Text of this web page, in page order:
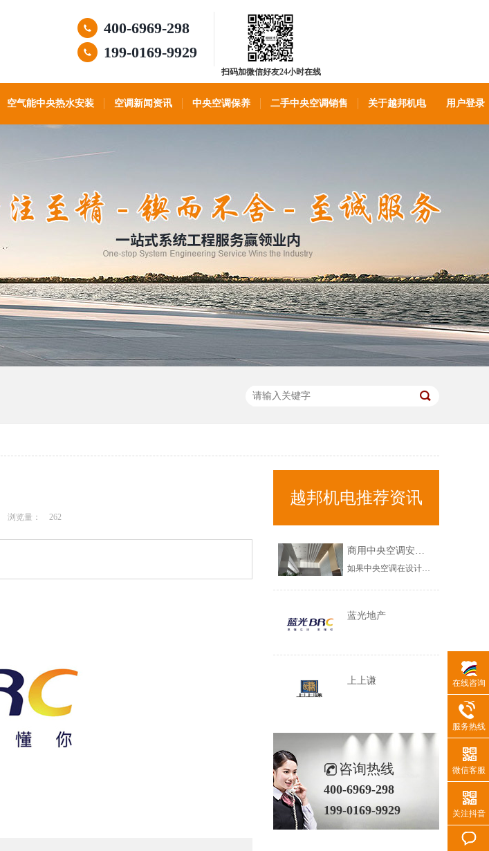
400-6969-298
199-0169-9929
扫码加微信好友24小时在线
空气能中央热水安装 空调新闻资讯 中央空调保养 二手中央空调销售 关于越邦机电 用户登录
浏览量： 262
越邦机电推荐资讯
商用中央空调安装不当，会出现哪些问题？
如果中央空调在设计以及安装环节，出现问题的话，那需要在中央空调调试验收环节，注意以下几个问题，希望对您有所帮助！商用中央空调安装不当，会出现哪些问题？1、商用中央空调漏水问题如果在调试环节，发现商用中央空调出现漏水的情况，需要立马修复，这不是中央空调正常使用现象，而是中央空调安装不规范造成的，......
蓝光地产
上上谦
咨询热线
400-6969-298
199-0169-9929
在线咨询
服务热线
微信客服
关注抖音